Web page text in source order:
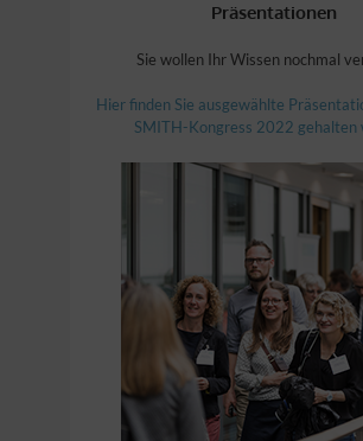
Präsentationen
Sie wollen Ihr Wissen nochmal
Hier finden Sie ausgewählte
SMITH-Kongress 2022 gehalten